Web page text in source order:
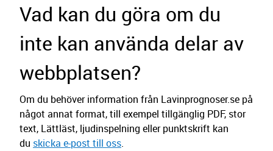
Vad kan du göra om du
inte kan använda delar av
webbplatsen?
Om du behöver information från Lavinprognoser.se på
något annat format, till exempel tillgänglig PDF, stor
text, Lättläst, ljudinspelning eller punktskrift kan
du skicka e-post till oss.